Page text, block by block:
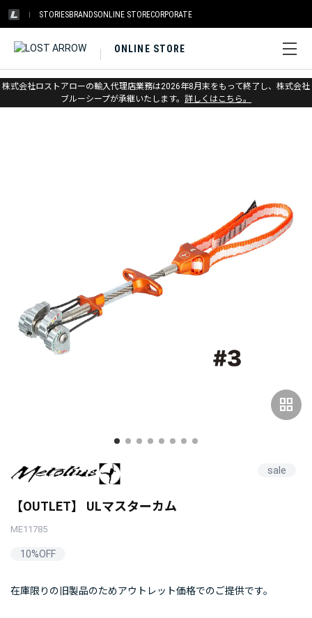
STORIESBRANDSONLINE STORECORPORATE
ONLINE STORE
株式会社ロストアローの輸入代理店業務は2026年8月末をもって終了し、株式会社
ブルーシープが承継いたします。 詳しくはこちら。
ホーム > アウトレット > クライミングギア
grid_view
sale
【OUTLET】 ULマスターカム
ME11785
10%OFF
在庫限りの旧製品のためアウトレット価格でのご提供です。